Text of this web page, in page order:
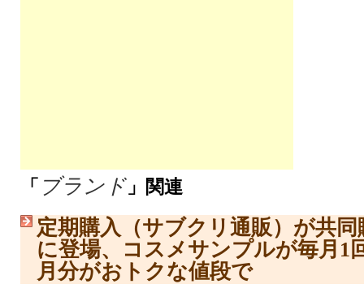
「 ブランド 」関連
定期購入（サブクリ通販）が共
に登場、コスメサンプルが毎月1
月分がおトクな値段で